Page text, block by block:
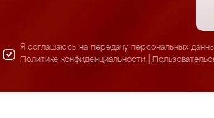
Я соглашаюсь на передачу персональных
Политике конфиденциальности